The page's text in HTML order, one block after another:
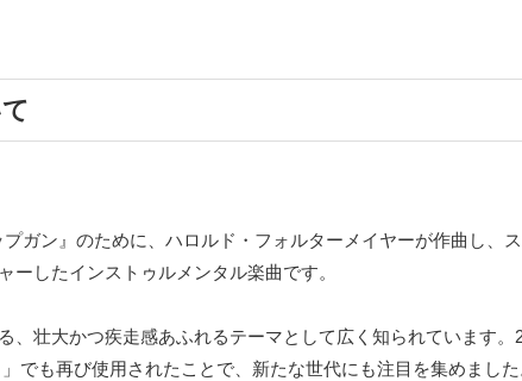
プガン』のために、ハロルド・フォルターメイヤーが作曲し、
ーしたインストゥルメンタル楽曲です。
、壮大かつ疾走感あふれるテーマとして広く知られています。
でも再び使用されたことで、新たな世代にも注目を集めました